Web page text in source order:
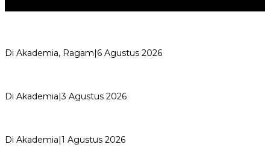
Di Akademia, Ragam|6 Agustus 2026
Di Akademia|3 Agustus 2026
Di Akademia|1 Agustus 2026